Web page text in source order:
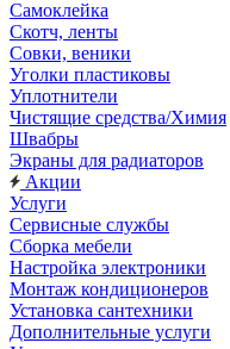
Самоклейка
Скотч, ленты
Совки, веники
Уголки пластиковы
Уплотнители
Чистящие средства/Химия
Швабры
Экраны для радиаторов
Акции
Услуги
Сервисные службы
Сборка мебели
Настройка электроники
Монтаж кондиционеров
Установка сантехники
Дополнительные услуги